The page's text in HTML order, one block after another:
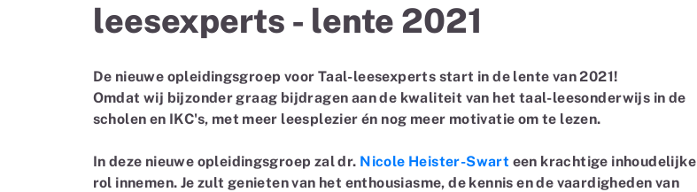
leesexperts - lente 2021
De nieuwe opleidingsgroep voor Taal-leesexperts start in de lente van 2021!
Omdat wij bijzonder graag bijdragen aan de kwaliteit van het taal-leesonderwijs in de
scholen en IKC's, met meer leesplezier én nog meer motivatie om te lezen.
In deze nieuwe opleidingsgroep zal dr. Nicole Heister-Swart een krachtige inhoudelijke
rol innemen. Je zult genieten van het enthousiasme, de kennis en de vaardigheden van